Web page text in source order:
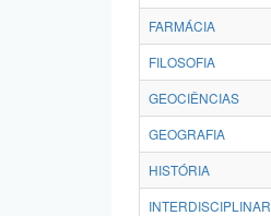
FARMÁCIA
FILOSOFIA
GEOCIÊNCIAS
GEOGRAFIA
HISTÓRIA
INTERDISCIPLINAR